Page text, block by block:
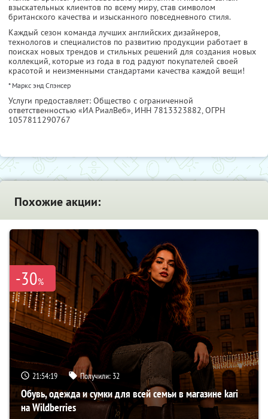
взыскательных клиентов по всему миру, став символом
британского качества и изысканного повседневного стиля.
Каждый сезон команда лучших английских дизайнеров,
технологов и специалистов по развитию продукции работает в
поисках новых трендов и стильных решений для создания новых
коллекций, которые из года в год радуют покупателей своей
красотой и неизменными стандартами качества каждой вещи!
* Маркс энд Спэнсер
Услуги предоставляет: Общество с ограниченной
ответственностью «ИА РиалВеб», ИНН 7813323882, ОГРН
1057811290767
Похожие акции:
-30%
21:54:18 Получили: 32
Обувь, одежда и сумки для всей семьи в магазине kari
на Wildberries